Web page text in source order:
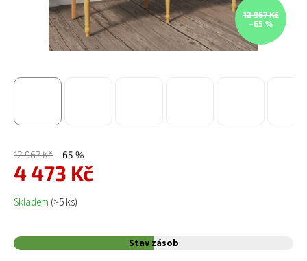
12 967 Kč
–65 %
12 967 Kč –65 %
4 473 Kč
Měrná cena:
Skladem (>5 ks)
Stav zásob